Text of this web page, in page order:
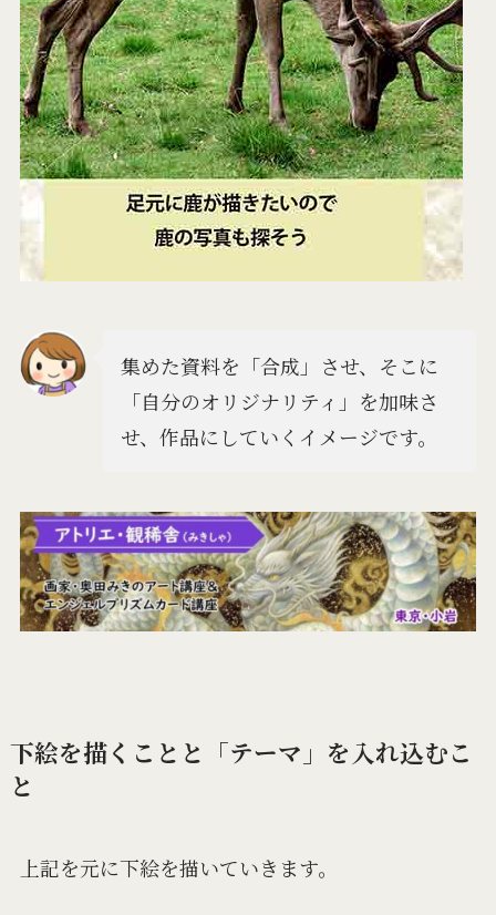
集めた資料を「合成」させ、そこに
「自分のオリジナリティ」を加味さ
せ、作品にしていくイメージです。
下絵を描くことと「テーマ」を入れ込むこ
と
上記を元に下絵を描いていきます。